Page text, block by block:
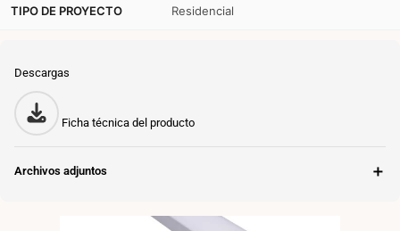
TIPO DE PROYECTO Residencial
Descargas
Ficha técnica del producto
Archivos adjuntos ＋